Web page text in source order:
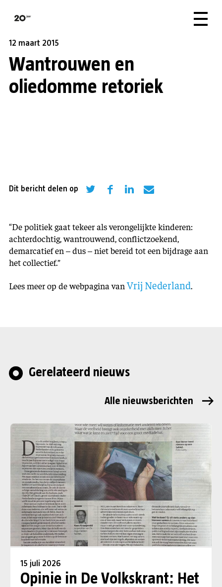
12 maart 2015
Wantrouwen en
oliedomme retoriek
Dit bericht delen op
“De politiek gaat tekeer als verongelijkte kinderen:
achterdochtig, wantrouwend, conflictzoekend,
demarcatief en – dus – niet bereid tot een bijdrage aan
het collectief.”
Lees meer op de webpagina vanVrij Nederland.
Gerelateerd nieuws
Alle nieuwsberichten
15 juli 2026
Opinie in De Volkskrant: Het